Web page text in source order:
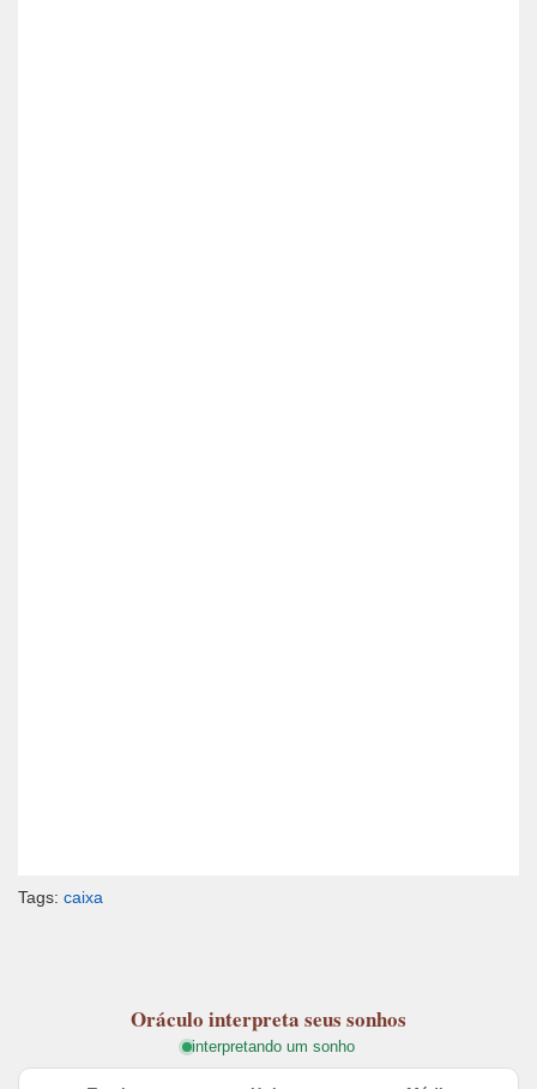
Tags: caixa
Oráculo interpreta seus sonhos
interpretando um sonho